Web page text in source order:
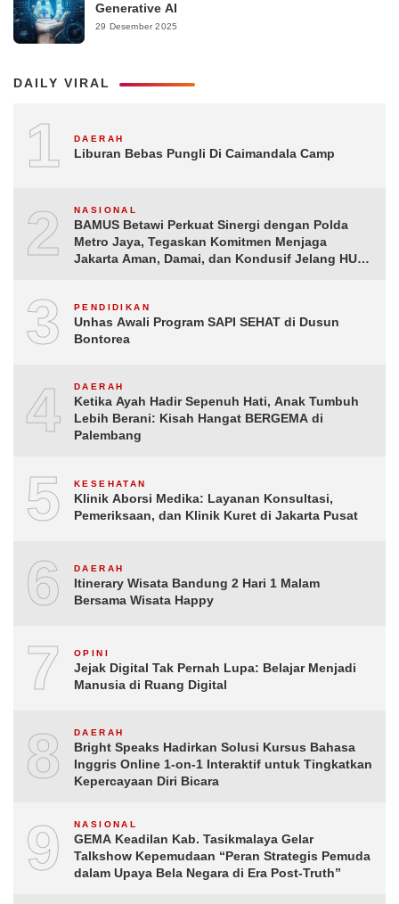
Generative AI
29 Desember 2025
DAILY VIRAL
1 DAERAH
Liburan Bebas Pungli Di Caimandala Camp
2 NASIONAL
BAMUS Betawi Perkuat Sinergi dengan Polda
Metro Jaya, Tegaskan Komitmen Menjaga
Jakarta Aman, Damai, dan Kondusif Jelang HUT
3 PENDIDIKAN
Unhas Awali Program SAPI SEHAT di Dusun
Bontorea
4 DAERAH
Ketika Ayah Hadir Sepenuh Hati, Anak Tumbuh
Lebih Berani: Kisah Hangat BERGEMA di
Palembang
5 KESEHATAN
Klinik Aborsi Medika: Layanan Konsultasi,
Pemeriksaan, dan Klinik Kuret di Jakarta Pusat
6 DAERAH
Itinerary Wisata Bandung 2 Hari 1 Malam
Bersama Wisata Happy
7 OPINI
Jejak Digital Tak Pernah Lupa: Belajar Menjadi
Manusia di Ruang Digital
8 DAERAH
Bright Speaks Hadirkan Solusi Kursus Bahasa
Inggris Online 1-on-1 Interaktif untuk Tingkatkan
Kepercayaan Diri Bicara
9 NASIONAL
GEMA Keadilan Kab. Tasikmalaya Gelar
Talkshow Kepemudaan “Peran Strategis Pemuda
dalam Upaya Bela Negara di Era Post-Truth”